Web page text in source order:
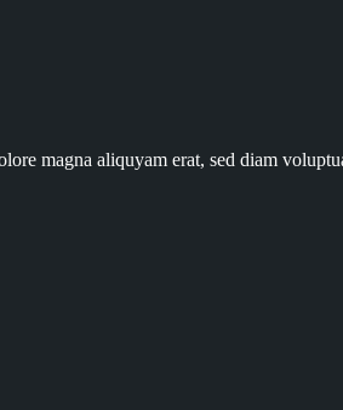
magna aliquyam erat, sed diam